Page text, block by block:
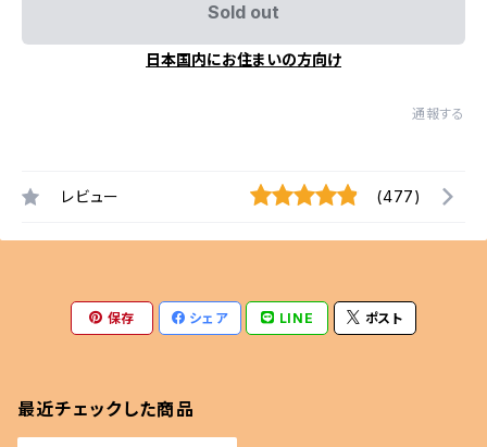
Sold out
日本国内にお住まいの方向け
通報する
レビュー (477)
保存 シェア LINE ポスト
最近チェックした商品